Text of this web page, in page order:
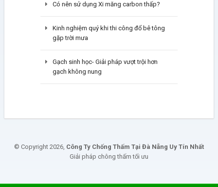
Có nên sử dụng Xi măng carbon thấp?
Kinh nghiệm quý khi thi công đổ bê tông
gặp trời mưa
Gạch sinh học- Giải pháp vượt trội hơn
gạch không nung
© Copyright 2026, Công Ty Chống Thấm Tại Đà Nẵng Uy Tín Nhất
Giải pháp chông thấm tối ưu